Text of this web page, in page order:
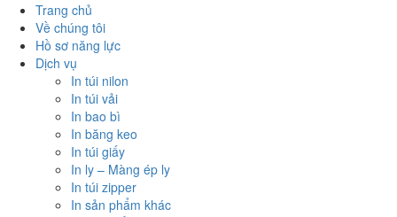
Trang chủ
Về chúng tôi
Hồ sơ năng lực
Dịch vụ
In túi nilon
In túi vải
In bao bì
In băng keo
In túi giấy
In ly – Màng ép ly
In túi zipper
In sản phẩm khác